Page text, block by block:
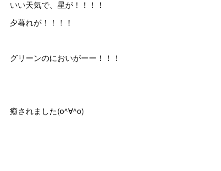
いい天気で、星が！！！！
夕暮れが！！！！
グリーンのにおいがーー！！！
癒されました(o^∀^o)